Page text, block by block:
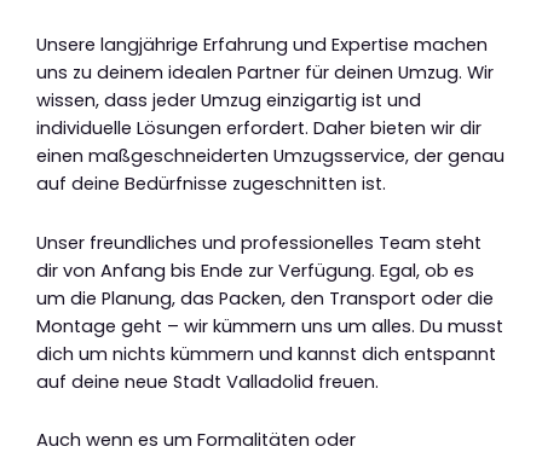
Unsere langjährige Erfahrung und Expertise machen
uns zu deinem idealen Partner für deinen Umzug. Wir
wissen, dass jeder Umzug einzigartig ist und
individuelle Lösungen erfordert. Daher bieten wir dir
einen maßgeschneiderten Umzugsservice, der genau
auf deine Bedürfnisse zugeschnitten ist.
Unser freundliches und professionelles Team steht
dir von Anfang bis Ende zur Verfügung. Egal, ob es
um die Planung, das Packen, den Transport oder die
Montage geht – wir kümmern uns um alles. Du musst
dich um nichts kümmern und kannst dich entspannt
auf deine neue Stadt Valladolid freuen.
Auch wenn es um Formalitäten oder